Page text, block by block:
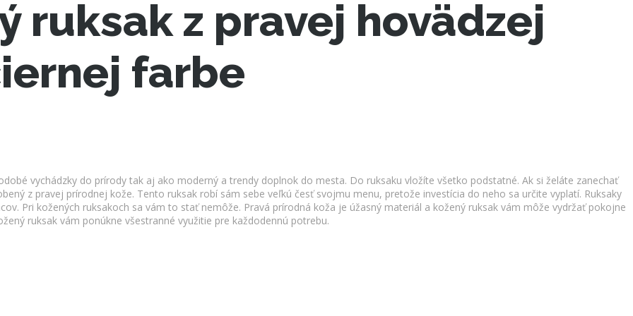
ruksak z pravej hovädzej
farbe
vychádzky do prírody tak aj ako moderný a trendy doplnok do mesta. Do ruksaku vložíte všetko podstatné. Ak si želáte zanechať
z pravej prírodnej kože. Tento ruksak robí sám sebe veľkú česť svojmu menu, pretože investícia do neho sa určite vyplatí. Ruksaky
Pri kožených ruksakoch sa vám to stať nemôže. Pravá prírodná koža je úžasný materiál a kožený ruksak vám môže vydržať pokojne
ruksak vám ponúkne všestranné využitie pre každodennú potrebu.